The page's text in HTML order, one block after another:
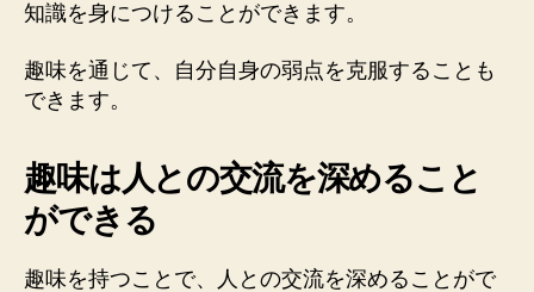
知識を身につけることができます。
趣味を通じて、自分自身の弱点を克服することも
できます。
趣味は人との交流を深めること
ができる
趣味を持つことで、人との交流を深めることがで